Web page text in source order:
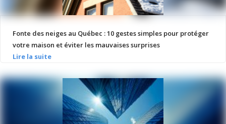
Fonte des neiges au Québec : 10 gestes simples pour protéger
votre maison et éviter les mauvaises surprises